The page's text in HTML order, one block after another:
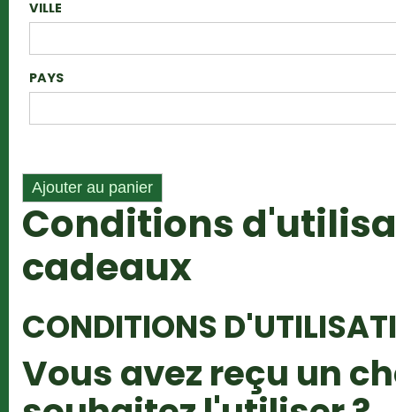
VILLE
PAYS
Conditions
cadeaux
CONDITIONS
Vous avez reçu un